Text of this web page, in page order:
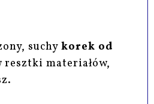
suchykorek od
resztki materiałów,